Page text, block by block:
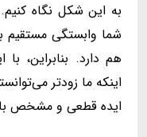
به این شکل نگاه
شما وابستگی
هم دارد. بنابراین،
اینکه ما زودتر
ایده قطعی و مشخص